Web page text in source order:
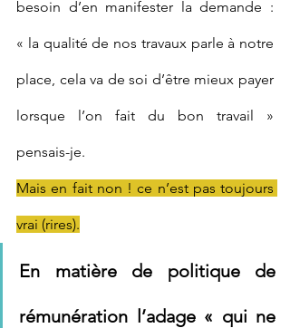
besoin d’en manifester la demande :
« la qualité de nos travaux parle à notre
place, cela va de soi d’être mieux payer
lorsque l’on fait du bon travail »
pensais-je.
Mais en fait non ! ce n’est pas toujours
vrai (rires).
En matière de politique de
rémunération l’adage « qui ne